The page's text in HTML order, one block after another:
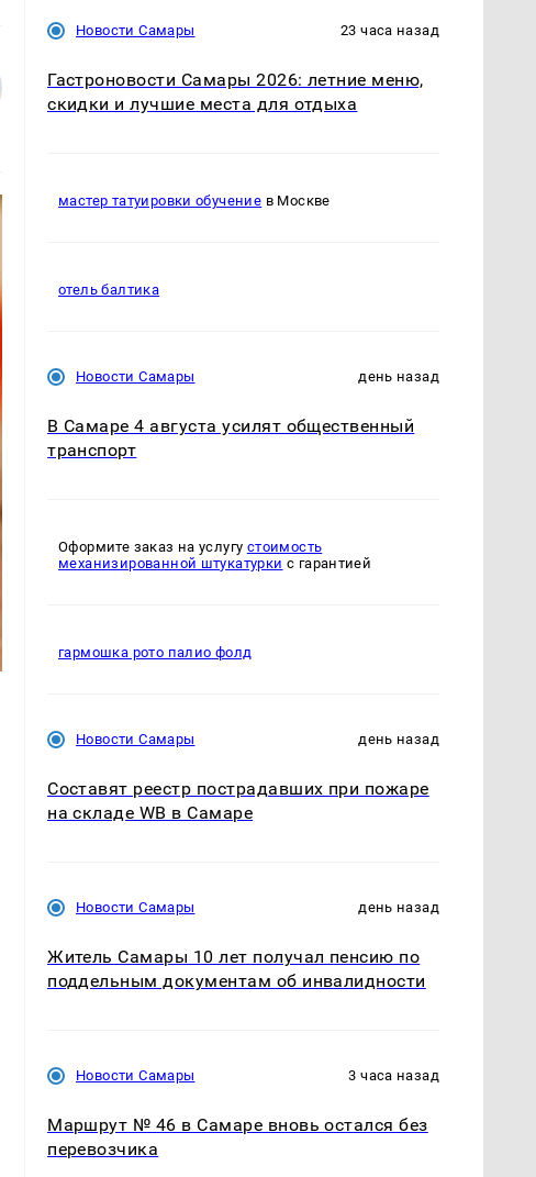
Новости Самары 23 часа назад
Гастроновости Самары 2026: летние меню,
скидки и лучшие места для отдыха
мастер татуировки обучение в Москве
отель балтика
Новости Самары день назад
В Самаре 4 августа усилят общественный
транспорт
Оформите заказ на услугу стоимость
механизированной штукатурки с гарантией
гармошка рото палио фолд
Новости Самары день назад
Составят реестр пострадавших при пожаре
на складе WB в Самаре
Новости Самары день назад
Житель Самары 10 лет получал пенсию по
поддельным документам об инвалидности
Новости Самары 3 часа назад
Маршрут № 46 в Самаре вновь остался без
перевозчика